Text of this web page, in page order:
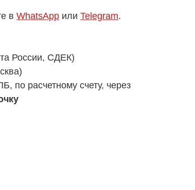
в WhatsApp или Telegram.
России, СДЕК)
по расчетному счету, через